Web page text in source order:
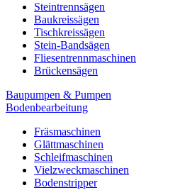
Steintrennsägen
Baukreissägen
Tischkreissägen
Stein-Bandsägen
Fliesentrennmaschinen
Brückensägen
Baupumpen & Pumpen
Bodenbearbeitung
Fräsmaschinen
Glättmaschinen
Schleifmaschinen
Vielzweckmaschinen
Bodenstripper